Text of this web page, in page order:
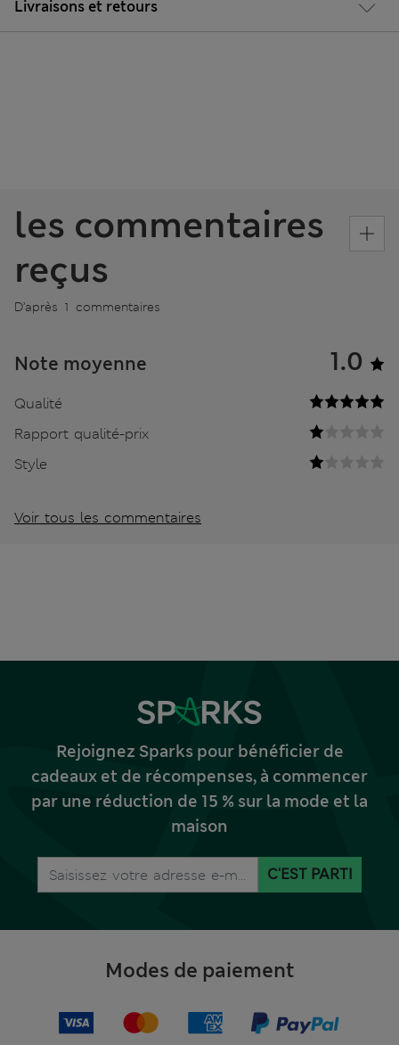
Livraisons et retours
les commentaires
reçus
D’après 1 commentaires
Note moyenne 1.0
Qualité
Rapport qualité-prix
Style
Voir tous les commentaires
Rejoignez Sparks pour bénéficier de
cadeaux et de récompenses, à commencer
par une réduction de 15 % sur la mode et la
maison
C'EST PARTI
Modes de paiement